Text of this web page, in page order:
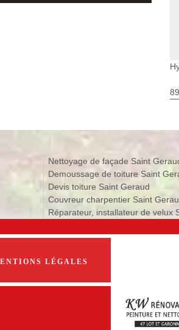
Nettoyage de façade Saint
Demoussage de toiture Saint
Devis toiture Saint Geraud
Couvreur charpentier Saint
Réparateur, installateur de velux
LÉGALES